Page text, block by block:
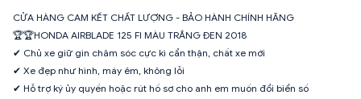
CỬA HÀNG CAM KẾT CHẤT LƯỢNG - BẢO HÀNH CHÍNH HÃNG
🏆🏆HONDA AIRBLADE 125 FI MÀU TRẮNG ĐEN 2018
✔ Chủ xe giữ gìn chăm sóc cực kì cẩn thận, chất xe mới
✔ Xe đẹp như hình, máy êm, không lỗi
✔ Hỗ trợ ký ủy quyền hoặc rút hồ sơ cho anh em muốn đổi biển số